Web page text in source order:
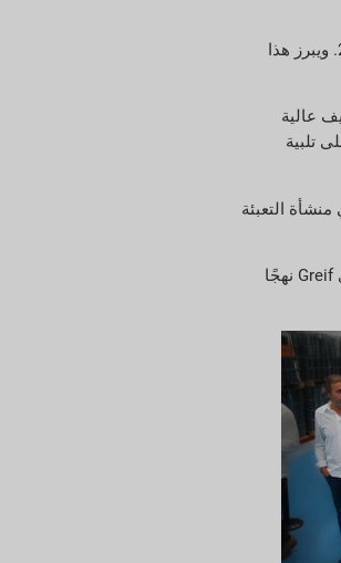
أعلنت شركة Greif، الشركة الرائدة عالميًا في منتجات وخدمات التغليف الصناعي، بفخر عن افتتاح منشأة تصنيع IBC الخاصة بها في ديلوفاسي، تركيا، في 6 سبتمبر 2023. ويبرز هذا
عالية
تلبية
التعبئة
بخبرة تزيد عن 140 عامًا في مجال التعبئة والتغليف، رسّخت شركة Greif مكانتها كواحدة من أبرز مُصنّعي حاويات المواد الوسيطة (IBC) في العالم. ولتعزيز حضورها، تتبنى Greif نهجًا